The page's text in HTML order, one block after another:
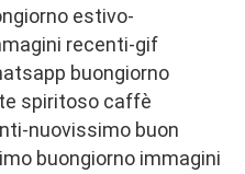
estivo-
recenti-gif
buongiorno
spiritoso caffè
nuovissimo buon
buongiorno immagini